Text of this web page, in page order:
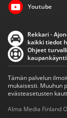
Youtube
Rekkari -
kaikki tiedot
Ohjeet
Tämän palvelun
mukaisesti. Muuhun
evästeasetusten
Alma Media Finland